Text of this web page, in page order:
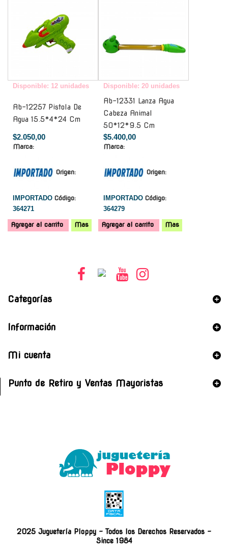
Disponible: 12 unidades
Ab-12257 Pistola De
Agua 15.5*4*24 Cm
$2.050,00
Marca:
Origen:
IMPORTADO Código:
364271
Agregar al carrito Mas
Disponible: 20 unidades
Ab-12331 Lanza Agua
Cabeza Animal
50*12*9.5 Cm
$5.400,00
Marca:
Origen:
IMPORTADO Código:
364279
Agregar al carrito Mas
Categorías
Información
Mi cuenta
Punto de Retiro y Ventas Mayoristas
2025 Juguetería Ploppy - Todos los Derechos Reservados -
Since 1984